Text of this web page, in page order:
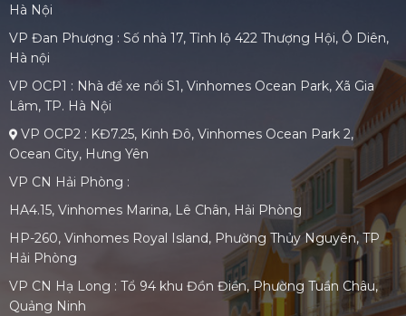
Hà Nội
VP Đan Phượng : Số nhà 17, Tỉnh lộ 422 Thượng Hội, Ô Diên,
Hà nội
VP OCP1 : Nhà để xe nổi S1, Vinhomes Ocean Park, Xã Gia
Lâm, TP. Hà Nội
VP OCP2 : KĐ7.25, Kinh Đô, Vinhomes Ocean Park 2,
Ocean City, Hưng Yên
VP CN Hải Phòng :
HA4.15, Vinhomes Marina, Lê Chân, Hải Phòng
HP-260, Vinhomes Royal Island, Phường Thủy Nguyên, TP
Hải Phòng
VP CN Hạ Long : Tổ 94 khu Đồn Điền, Phường Tuần Châu,
Quảng Ninh